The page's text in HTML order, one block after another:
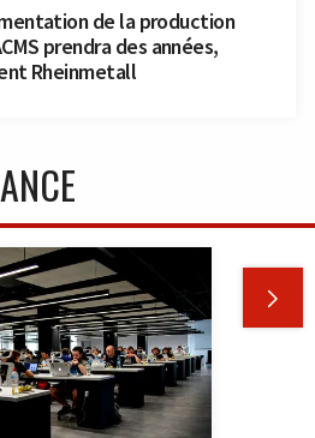
de la production
prendra des années,
Rheinmetall
